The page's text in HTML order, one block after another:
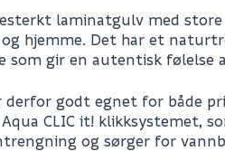
laminatgulv med
hjemme. Det har et
som gir en autentisk følelse
godt egnet for både
CLIC it! klikksystemet,
og sørger for